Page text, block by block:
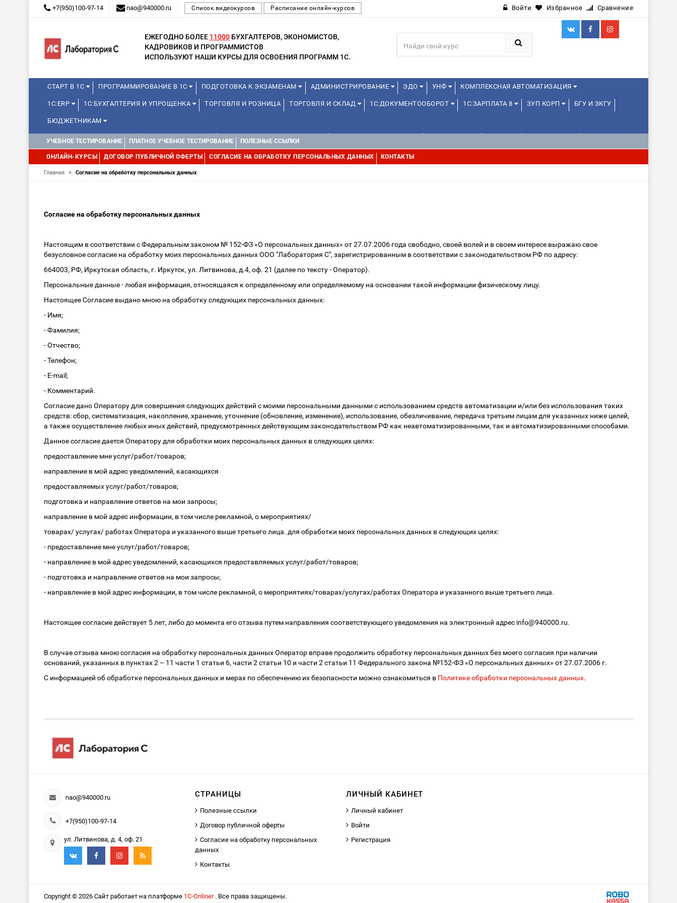
+7(950)100-97-14 nao@940000.ru Список видеокурсов Расписание онлайн-курсов Войти Избранное Сравнение
ЕЖЕГОДНО БОЛЕЕ 11000 БУХГАЛТЕРОВ, ЭКОНОМИСТОВ,
КАДРОВИКОВ И ПРОГРАММИСТОВ
ИСПОЛЬЗУЮТ НАШИ КУРСЫ ДЛЯ ОСВОЕНИЯ ПРОГРАММ 1С.
СТАРТ В 1С ПРОГРАММИРОВАНИЕ В 1С ПОДГОТОВКА К ЭКЗАМЕНАМ АДМИНИСТРИРОВАНИЕ ЭДО УНФ КОМПЛЕКСНАЯ АВТОМАТИЗАЦИЯ
1С:ERP 1С:БУХГАЛТЕРИЯ И УПРОЩЕНКА ТОРГОВЛЯ И РОЗНИЦА ТОРГОВЛЯ И СКЛАД 1С:ДОКУМЕНТООБОРОТ 1С:ЗАРПЛАТА 8 ЗУП КОРП БГУ И ЗКГУ
БЮДЖЕТНИКАМ
КУРСЫ ДЛЯ ШКОЛЬНИКОВ ДЛЯ ШКОЛЬНИКОВ 1С:УПРАВЛЕНИЕ ХОЛДИНГОМ
WEB, JAVA И ANDROID
УЧЕБНОЕ ТЕСТИРОВАНИЕ ПЛАТНОЕ УЧЕБНОЕ ТЕСТИРОВАНИЕ ПОЛЕЗНЫЕ ССЫЛКИ
ОНЛАЙН-КУРСЫ ДОГОВОР ПУБЛИЧНОЙ ОФЕРТЫ СОГЛАСИЕ НА ОБРАБОТКУ ПЕРСОНАЛЬНЫХ ДАННЫХ КОНТАКТЫ
Главная » Согласие на обработку персональных данных
Согласие на обработку персональных данных
Настоящим в соответствии с Федеральным законом № 152-ФЗ «О персональных данных» от 27.07.2006 года свободно, своей волей и в своем интересе выражаю свое
безусловное согласие на обработку моих персональных данных ООО "Лаборатория С", зарегистрированным в соответствии с законодательством РФ по адресу:
664003, РФ, Иркутская область, г. Иркутск, ул. Литвинова, д.4, оф. 21 (далее по тексту - Оператор).
Персональные данные - любая информация, относящаяся к определенному или определяемому на основании такой информации физическому лицу.
Настоящее Согласие выдано мною на обработку следующих персональных данных:
- Имя;
- Фамилия;
- Отчество;
- Телефон;
- E-mail;
- Комментарий.
Согласие дано Оператору для совершения следующих действий с моими персональными данными с использованием средств автоматизации и/или без использования таких
средств: сбор, систематизация, накопление, хранение, уточнение (обновление, изменение), использование, обезличивание, передача третьим лицам для указанных ниже целей,
а также осуществление любых иных действий, предусмотренных действующим законодательством РФ как неавтоматизированными, так и автоматизированными способами.
Данное согласие дается Оператору для обработки моих персональных данных в следующих целях:
предоставление мне услуг/работ/товаров;
направление в мой адрес уведомлений, касающихся
предоставляемых услуг/работ/товаров;
подготовка и направление ответов на мои запросы;
направление в мой адрес информации, в том числе рекламной, о мероприятиях/
товарах/ услугах/ работах Оператора и указанного выше третьего лица. для обработки моих персональных данных в следующих целях:
- предоставление мне услуг/работ/товаров;
- направление в мой адрес уведомлений, касающихся предоставляемых услуг/работ/товаров;
- подготовка и направление ответов на мои запросы;
- направление в мой адрес информации, в том числе рекламной, о мероприятиях/товарах/услугах/работах Оператора и указанного выше третьего лица.
Настоящее согласие действует 5 лет, либо до момента его отзыва путем направления соответствующего уведомления на электронный адрес info@940000.ru.
В случае отзыва мною согласия на обработку персональных данных Оператор вправе продолжить обработку персональных данных без моего согласия при наличии
оснований, указанных в пунктах 2 – 11 части 1 статьи 6, части 2 статьи 10 и части 2 статьи 11 Федерального закона №152-ФЗ «О персональных данных» от 27.07.2006 г.
С информацией об обработке персональных данных и мерах по обеспечению их безопасности можно ознакомиться в Политике обработки персональных данных.
nao@940000.ru
+7(950)100-97-14
ул. Литвинова, д. 4, оф. 21
СТРАНИЦЫ
Полезные ссылки
Договор публичной оферты
Согласие на обработку персональных
данных
Контакты
ЛИЧНЫЙ КАБИНЕТ
Личный кабинет
Войти
Регистрация
Copyright © 2026 Сайт работает на платформе 1С-Onliner . Все права защищены.